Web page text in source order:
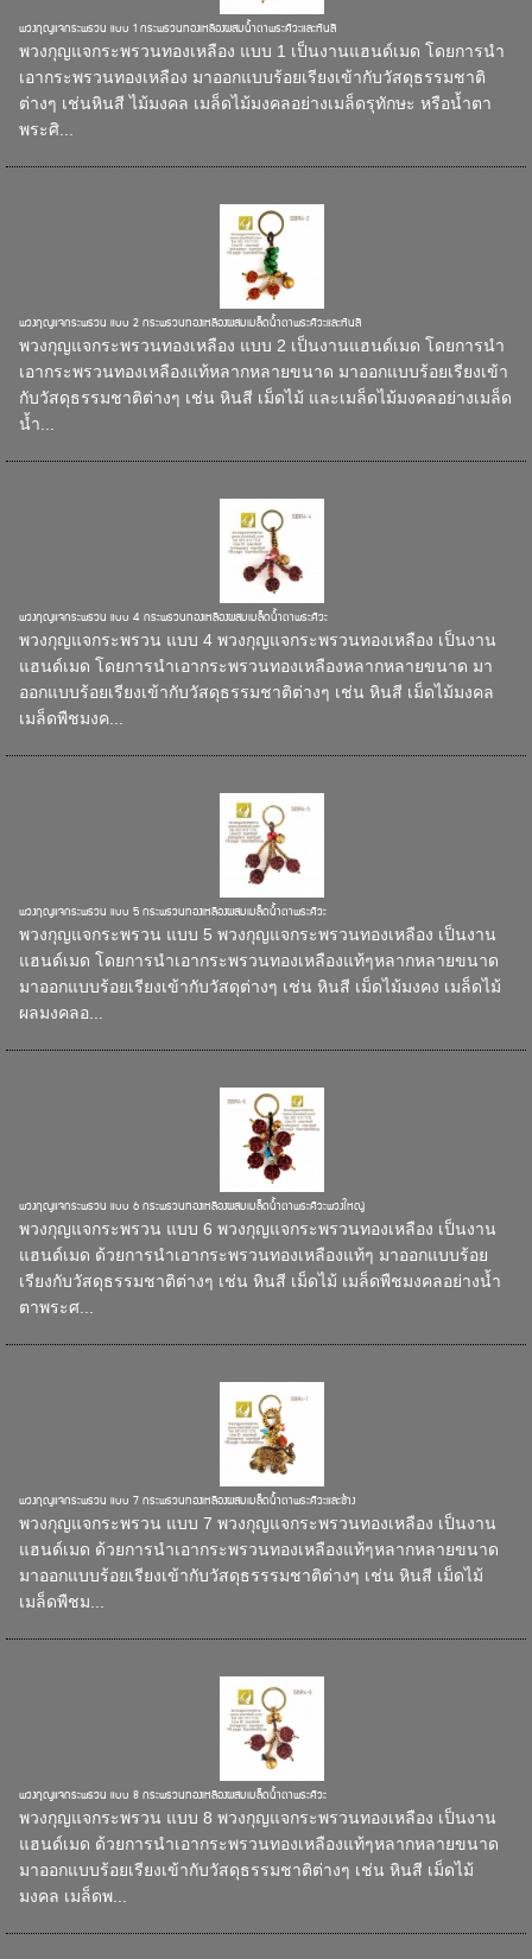
พวงกุญแจกระพรวน แบบ 1 กระพรวนทองเหลืองผสมน้ำตาพระศิวะและหินสี
พวงกุญแจกระพรวนทองเหลือง แบบ 1 เป็นงานแฮนด์เมด โดยการนำ
เอากระพรวนทองเหลือง มาออกแบบร้อยเรียงเข้ากับวัสดุธรรมชาติ
ต่างๆ เช่นหินสี ไม้มงคล เมล็ดไม้มงคลอย่างเมล็ดรุทักษะ หรือน้ำตา
พระศิ...
พวงกุญแจกระพรวน แบบ 2 กระพรวนทองเหลืองผสมเมล็ดน้ำตาพระศิวะและหินสี
พวงกุญแจกระพรวนทองเหลือง แบบ 2 เป็นงานแฮนด์เมด โดยการนำ
เอากระพรวนทองเหลืองแท้หลากหลายขนาด มาออกแบบร้อยเรียงเข้า
กับวัสดุธรรมชาติต่างๆ เช่น หินสี เม็ดไม้ และเมล็ดไม้มงคลอย่างเมล็ด
น้ำ...
พวงกุญแจกระพรวน แบบ 4 กระพรวนทองเหลืองผสมเมล็ดน้ำตาพระศิวะ
พวงกุญแจกระพรวน แบบ 4 พวงกุญแจกระพรวนทองเหลือง เป็นงาน
แฮนด์เมด โดยการนำเอากระพรวนทองเหลืองหลากหลายขนาด มา
ออกแบบร้อยเรียงเข้ากับวัสดุธรรมชาติต่างๆ เช่น หินสี เม็ดไม้มงคล
เมล็ดพืชมงค...
พวงกุญแจกระพรวน แบบ 5 กระพรวนทองเหลืองผสมเมล็ดน้ำตาพระศิวะ
พวงกุญแจกระพรวน แบบ 5 พวงกุญแจกระพรวนทองเหลือง เป็นงาน
แฮนด์เมด โดยการนำเอากระพรวนทองเหลืองแท้ๆหลากหลายขนาด
มาออกแบบร้อยเรียงเข้ากับวัสดุต่างๆ เช่น หินสี เม็ดไม้มงคง เมล็ดไม้
ผลมงคลอ...
พวงกุญแจกระพรวน แบบ 6 กระพรวนทองเหลืองผสมเมล็ดน้ำตาพระศิวะพวงใหญ่
พวงกุญแจกระพรวน แบบ 6 พวงกุญแจกระพรวนทองเหลือง เป็นงาน
แฮนด์เมด ด้วยการนำเอากระพรวนทองเหลืองแท้ๆ มาออกแบบร้อย
เรียงกับวัสดุธรรมชาติต่างๆ เช่น หินสี เม็ดไม้ เมล็ดพืชมงคลอย่างน้ำ
ตาพระศ...
พวงกุญแจกระพรวน แบบ 7 กระพรวนทองเหลืองผสมเมล็ดน้ำตาพระศิวะและช้าง
พวงกุญแจกระพรวน แบบ 7 พวงกุญแจกระพรวนทองเหลือง เป็นงาน
แฮนด์เมด ด้วยการนำเอากระพรวนทองเหลืองแท้ๆหลากหลายขนาด
มาออกแบบร้อยเรียงเข้ากับวัสดุธรรรมชาติต่างๆ เช่น หินสี เม็ดไม้
เมล็ดพืชม...
พวงกุญแจกระพรวน แบบ 8 กระพรวนทองเหลืองผสมเมล็ดน้ำตาพระศิวะ
พวงกุญแจกระพรวน แบบ 8 พวงกุญแจกระพรวนทองเหลือง เป็นงาน
แฮนด์เมด ด้วยการนำเอากระพรวนทองเหลืองแท้ๆหลากหลายขนาด
มาออกแบบร้อยเรียงเข้ากับวัสดุธรรมชาติต่างๆ เช่น หินสี เม็ดไม้
มงคล เมล็ดพ...